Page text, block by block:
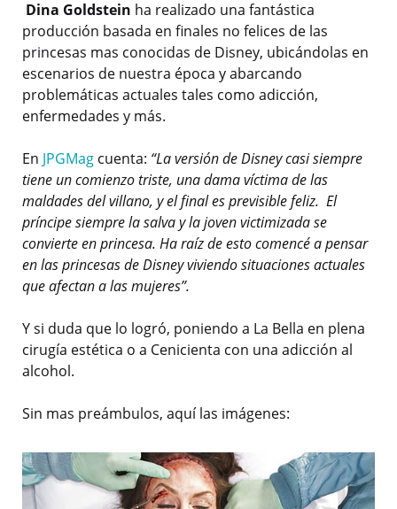
Dina Goldstein ha realizado una fantástica
producción basada en finales no felices de las
princesas mas conocidas de Disney, ubicándolas en
escenarios de nuestra época y abarcando
problemáticas actuales tales como adicción,
enfermedades y más.
En JPGMag cuenta: “La versión de Disney casi siempre
tiene un comienzo triste, una dama víctima de las
maldades del villano, y el final es previsible feliz. El
príncipe siempre la salva y la joven victimizada se
convierte en princesa. Ha raíz de esto comencé a pensar
en las princesas de Disney viviendo situaciones actuales
que afectan a las mujeres”.
Y si duda que lo logró, poniendo a La Bella en plena
cirugía estética o a Cenicienta con una adicción al
alcohol.
Sin mas preámbulos, aquí las imágenes: